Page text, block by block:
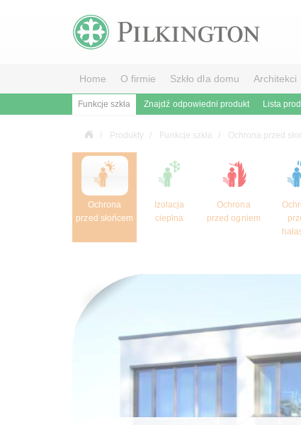
Home O firmie Szkło dla domu Architekci
Funkcje szkła Znajdź odpowiedni produkt Lista
Produkty Funkcje szkła Ochrona przed
Ochrona
przed słońcem
Izolacja
cieplna
Ochrona
przed ogniem